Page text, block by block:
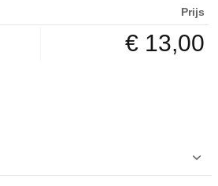
Prijs
€ 13,00